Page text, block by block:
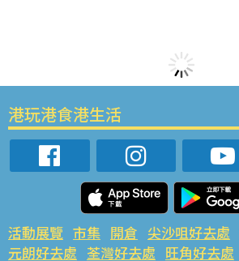
港玩港食港生活
活動展覽 市集 開倉 尖沙咀好去處
元朗好去處 荃灣好去處 旺角好去處